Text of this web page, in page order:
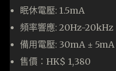
眠休電壓: 1.5mA
頻率響應: 20Hz-20kHz
備用電壓: 30mA ± 5mA
售價：HK$ 1,380